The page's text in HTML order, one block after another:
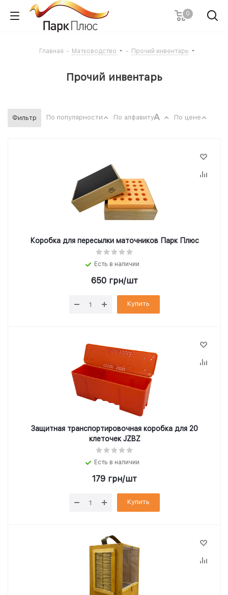
0
Главная - Матководство - Прочий инвентарь
Прочий инвентарь
Фильтр По популярности По алфавиту По цене
Коробка для пересылки маточников Парк Плюс
Есть в наличии
650 грн/шт
Купить
Защитная транспортировочная коробка для 20
клеточек JZBZ
Есть в наличии
179 грн/шт
Купить